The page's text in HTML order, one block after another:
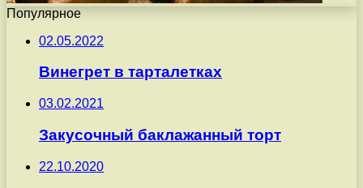
Популярное
02.05.2022
Винегрет в тарталетках
03.02.2021
Закусочный баклажанный торт
22.10.2020